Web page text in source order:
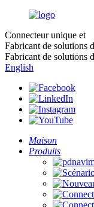
Connecteur unique et
Fabricant de solutions
Fabricant de solutions
English
Maison
Produits